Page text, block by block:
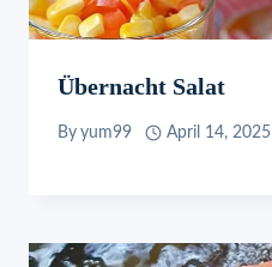
Übernacht Salat
By yum99 April 14, 2025